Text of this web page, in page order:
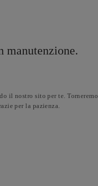
manutenzione.
il nostro sito per te. Torneremo
per la pazienza.